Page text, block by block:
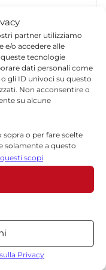
partner utilizziamo
e/o accedere alle
tecnologie
dati personali come
gli ID univoci su questo
Non acconsentire o
su alcune
o per fare scelte
solamente a questo
qualsiasi momento,
i pulsanti della Cookie
consenso nella parte
Misurare le
dei contenuti,
scopi
Privacy
con oltre 15
dell’informazione
testate
di Sicilia,
di Siracusa.
nel 2013, dal
di
Salute e